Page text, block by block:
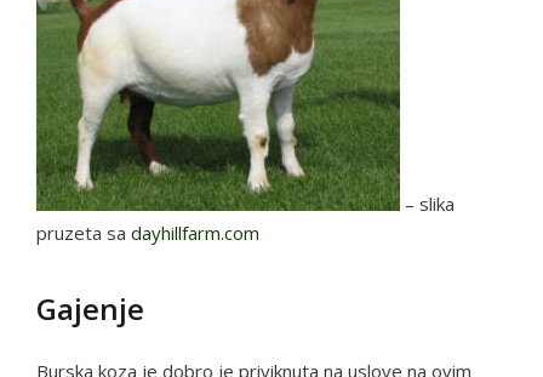
– slika
pruzeta sa dayhillfarm.com
Gajenje
Burska koza je dobro je priviknuta na uslove na ovim